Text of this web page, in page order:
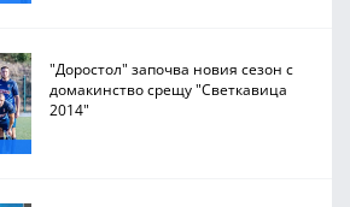
"Доростол" започва новия сезон с
домакинство срещу "Светкавица
2014"